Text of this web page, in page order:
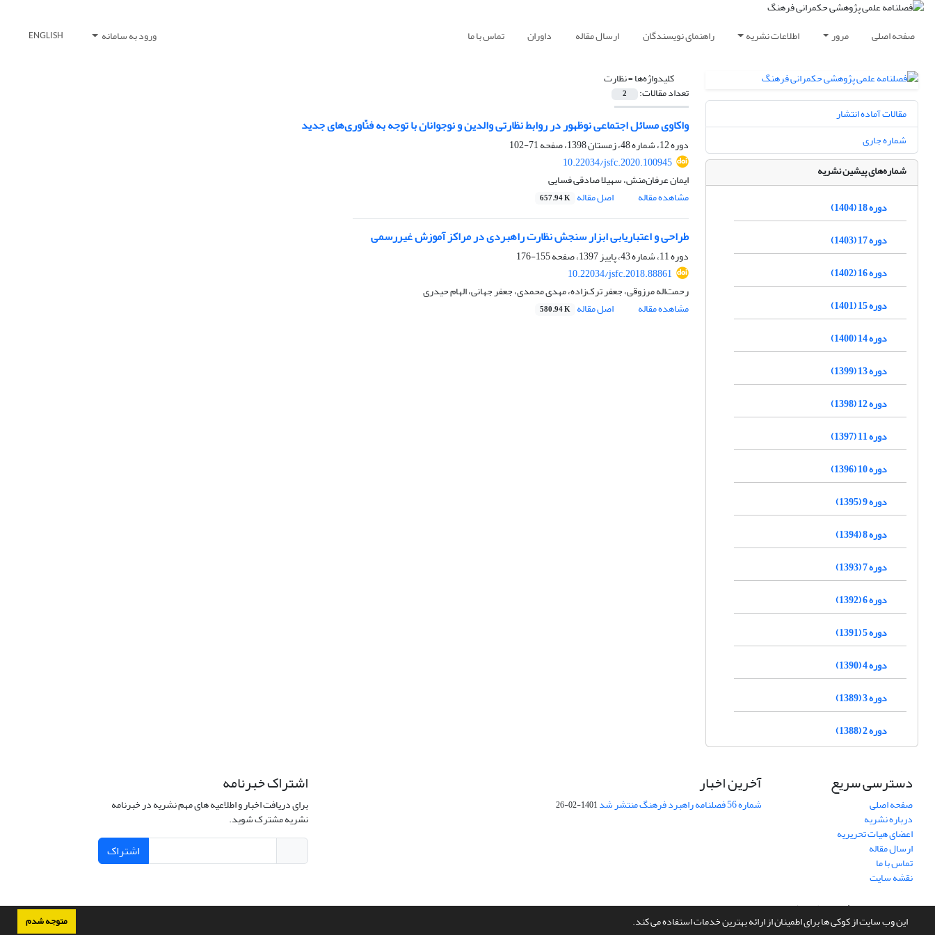
این وب سایت از کوکی ها برای اطمینان از ارائه بهترین خدمات استفاده می کند. متوجه شدم
صفحه اصلی مرور اطلاعات نشریه راهنمای نویسندگان ارسال مقاله داوران تماس با ما ورود به سامانه ENGLISH
کلیدواژه‌ها =نظارت
تعداد مقالات: 2
واکاوی مسائل اجتماعی نوظهور در روابط نظارتی والدین و نوجوانان با توجه به فنّاوری‌های جدید
دوره 12، شماره 48، زمستان 1398، صفحه
71-102
10.22034/jsfc.2020.100945
ایمان عرفان‌منش، سهیلا صادقی فسایی
مشاهده مقاله
اصل مقاله 657.94 K
طراحی و اعتباریابی ابزار سنجش نظارت راهبردی در مراکز آموزش غیررسمی
دوره 11، شماره 43، پاییز 1397، صفحه
155-176
10.22034/jsfc.2018.88861
رحمت‌اله مرزوقی، جعفر ترک‌زاده، مهدی محمدی، جعفر جهانی، الهام حیدری
مشاهده مقاله
اصل مقاله 580.94 K
مقالات آماده انتشار
شماره جاری
شماره‌های پیشین نشریه
دوره 18 (1404)
دوره 17 (1403)
دوره 16 (1402)
دوره 15 (1401)
دوره 14 (1400)
دوره 13 (1399)
دوره 12 (1398)
دوره 11 (1397)
دوره 10 (1396)
دوره 9 (1395)
دوره 8 (1394)
دوره 7 (1393)
دوره 6 (1392)
دوره 5 (1391)
دوره 4 (1390)
دوره 3 (1389)
دوره 2 (1388)
دسترسی سریع
صفحه اصلی
درباره نشریه
اعضای هیات تحریریه
ارسال مقاله
تماس با ما
نقشه سایت
آخرین اخبار
شماره 56 فصلنامه راهبرد فرهنگ منتشر شد 1401-02-26
اشتراک خبرنامه
برای دریافت اخبار و اطلاعیه های مهم نشریه در خبرنامه
نشریه مشترک شوید.
اشتراک
سامانه مدیریت نشریات علمی.طراحی و پیاده سازی ازسیناوب